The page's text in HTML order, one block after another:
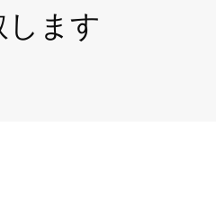
します